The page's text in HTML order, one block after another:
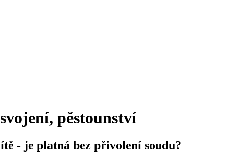
pěstounství
- je platná bez přivolení soudu?